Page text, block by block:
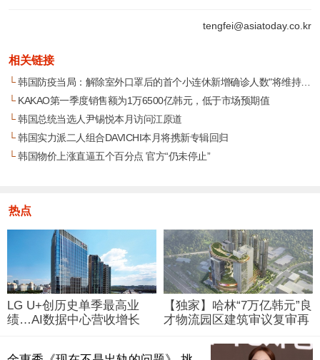
tengfei@asiatoday.co.kr
相关链接
└韩国防疫当局：解除室外口罩后的首个小连休新增确诊人数"将维持减少趋势"
└KAKAO第一季度销售额为1万6500亿韩元，低于市场预期值
└韩国总统当选人尹锡悦本月访问江原道
└韩国实力派二人组合DAVICHI本月将携新专辑回归
└韩国物价上涨直逼五个百分点 官方“仍未停止”
热点
LG U+创历史单季最高业
绩…AI数据中心营收增长
【独家】哈林“7万亿韩元”良
才物流园区建筑审议复审再